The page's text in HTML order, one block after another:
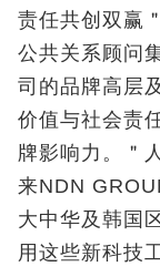
责任共创双赢
公共关系顾问
司的品牌高层
价值与社会责
牌影响力。＂
来NDN
大中华及韩国
用这些新科技